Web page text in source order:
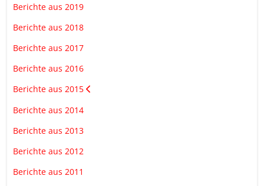
Berichte aus 2019
Berichte aus 2018
Berichte aus 2017
Berichte aus 2016
Berichte aus 2015
Berichte aus 2014
Berichte aus 2013
Berichte aus 2012
Berichte aus 2011